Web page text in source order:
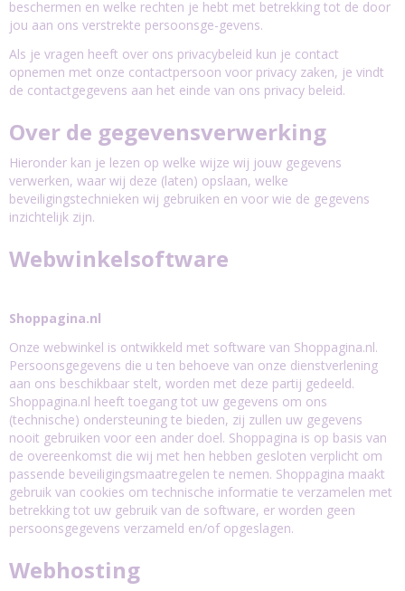
beschermen en welke rechten je hebt met betrekking tot de door
jou aan ons verstrekte persoonsge-gevens.
Als je vragen heeft over ons privacybeleid kun je contact
opnemen met onze contactpersoon voor privacy zaken, je vindt
de contactgegevens aan het einde van ons privacy beleid.
Over de gegevensverwerking
Hieronder kan je lezen op welke wijze wij jouw gegevens
verwerken, waar wij deze (laten) opslaan, welke
beveiligingstechnieken wij gebruiken en voor wie de gegevens
inzichtelijk zijn.
Webwinkelsoftware
Shoppagina.nl
Onze webwinkel is ontwikkeld met software van Shoppagina.nl.
Persoonsgegevens die u ten behoeve van onze dienstverlening
aan ons beschikbaar stelt, worden met deze partij gedeeld.
Shoppagina.nl heeft toegang tot uw gegevens om ons
(technische) ondersteuning te bieden, zij zullen uw gegevens
nooit gebruiken voor een ander doel. Shoppagina is op basis van
de overeenkomst die wij met hen hebben gesloten verplicht om
passende beveiligingsmaatregelen te nemen. Shoppagina maakt
gebruik van cookies om technische informatie te verzamelen met
betrekking tot uw gebruik van de software, er worden geen
persoonsgegevens verzameld en/of opgeslagen.
Webhosting